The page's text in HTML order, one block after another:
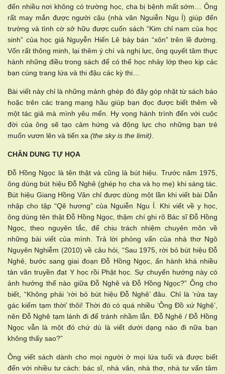
đến nhiều nơi không có trường học, cha bị bệnh mất sớm… Ông
rất may mắn được người cậu (nhà văn Nguiễn Ngu Í) giúp đến
trường và tình cờ sở hữu được cuốn sách “Kim chỉ nam của học
sinh” của học giả Nguyễn Hiến Lê bày bán “xôn” trên lề đường.
Vốn rất thông minh, lại thêm ý chí và nghị lực, ông quyết tâm thực
hành những điều trong sách để có thể học nhảy lớp theo kịp các
bạn cùng trang lứa và thi đậu các kỳ thi…
Bài viết này chỉ là những mảnh ghép đó đây góp nhặt từ sách báo
hoặc trên các trang mạng hầu giúp bạn đọc được biết thêm về
một tác giả mà mình yêu mến. Hy vọng hành trình đến với cuộc
đời của ông sẽ tạo cảm hứng và động lực cho những bạn trẻ
muốn vươn lên và tiến xa (the sky is the limit)
CHÂN DUNG TỰ HỌA
Đỗ Hồng Ngọc là tên thật và cũng là bút hiệu. Trước năm 1975,
ông dùng bút hiệu Đỗ Nghê (ghép họ cha và họ mẹ) khi sáng tác.
Bút hiệu Giang Hồng Vân chỉ được dùng một lần khi viết bài Dẫn
nhập cho tập “Qê hương” của Nguiễn Ngu Í. Khi viết về y học,
ông dùng tên thật Đỗ Hồng Ngọc, thậm chí ghi rõ Bác sĩ Đỗ Hồng
Ngọc, theo nguyên tắc, để chịu trách nhiệm chuyên môn về
những bài viết của mình. Trả lời phỏng vấn của nhà thơ Ngô
Nguyên Nghiễm (2010) về câu hỏi, “Sau 1975, rời bỏ bút hiệu Đỗ
Nghê, bước sang giai đoạn Đỗ Hồng Ngọc, ấn hành khá nhiều
tản văn truyền đạt Y học rồi Phật học. Sự chuyển hướng này có
ảnh hưởng thế nào giữa Đỗ Nghê và Đỗ Hồng Ngọc?” Ông cho
biết, “Không phải ‘rời bỏ bút hiệu Đỗ Nghê’ đâu. Chỉ là ‘rửa tay
gác kiếm tạm thời’ thôi! Thời đó có quá nhiều ‘Ông Đồ xứ Nghệ’,
nên Đỗ Nghê tạm lánh đi để tránh nhầm lẫn. Đỗ Nghê / Đỗ Hồng
Ngọc vẫn là một đó chứ dù là viết dưới dạng nào đi nữa bạn
không thấy sao?”
Ông viết sách dành cho mọi người ở mọi lứa tuổi và được biết
đến với nhiều tư cách: bác sĩ, nhà văn, nhà thơ, nhà tư vấn tâm